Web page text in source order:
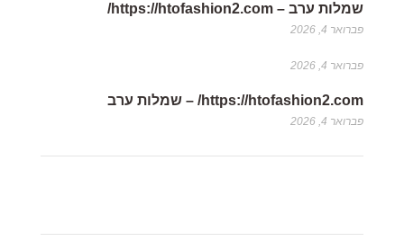
שמלות ערב – https://htofashion2.com/
פברואר 4, 2026
פברואר 4, 2026
https://htofashion2.com/ – שמלות ערב
פברואר 4, 2026